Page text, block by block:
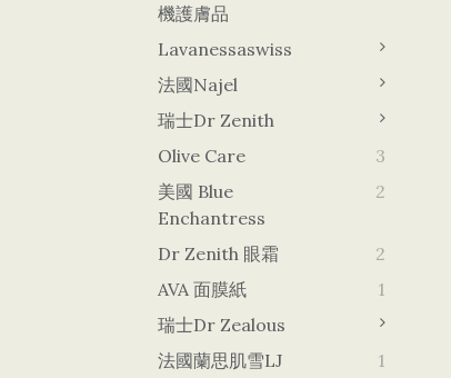
機護膚品
Lavanessaswiss
法國Najel
瑞士Dr Zenith
Olive Care
3
美國 Blue
Enchantress
2
Dr Zenith 眼霜
2
AVA 面膜紙
1
瑞士Dr Zealous
法國蘭思肌雪LJ
1